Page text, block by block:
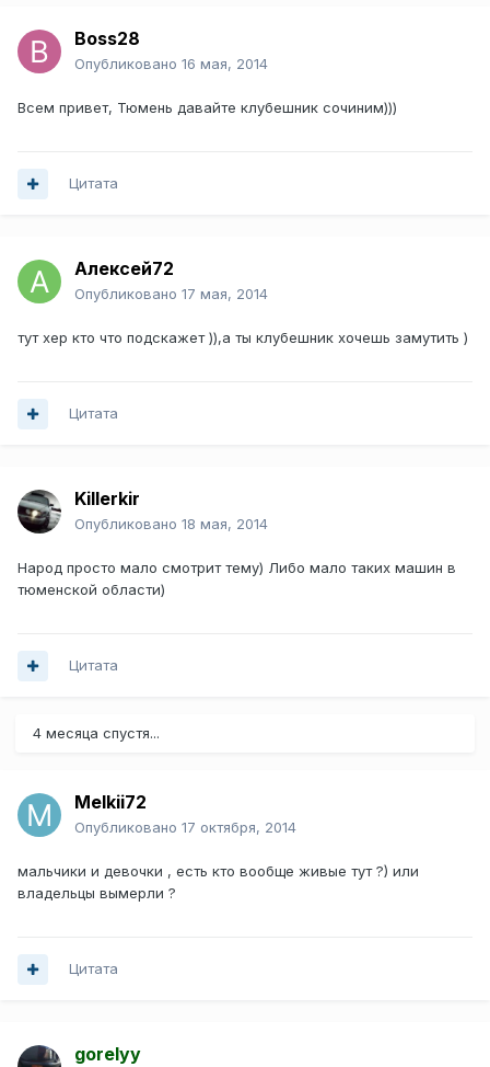
Boss28
Опубликовано 16 мая, 2014
Всем привет, Тюмень давайте клубешник сочиним)))
Цитата
Алексей72
Опубликовано 17 мая, 2014
тут хер кто что подскажет )),а ты клубешник хочешь замутить )
Цитата
Killerkir
Опубликовано 18 мая, 2014
Народ просто мало смотрит тему) Либо мало таких машин в
тюменской области)
Цитата
4 месяца спустя...
Melkii72
Опубликовано 17 октября, 2014
мальчики и девочки , есть кто вообще живые тут ?) или
владельцы вымерли ?
Цитата
gorelyy